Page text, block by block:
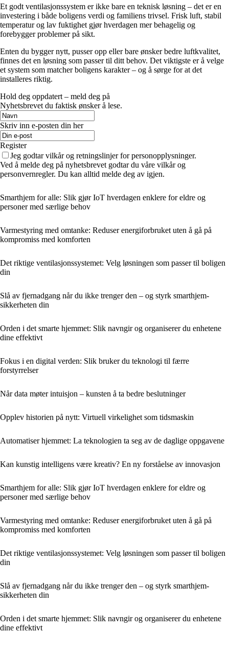
Et godt ventilasjonssystem er ikke bare en teknisk løsning – det er en
investering i både boligens verdi og familiens trivsel. Frisk luft, stabil
temperatur og lav fuktighet gjør hverdagen mer behagelig og
forebygger problemer på sikt.
Enten du bygger nytt, pusser opp eller bare ønsker bedre luftkvalitet,
finnes det en løsning som passer til ditt behov. Det viktigste er å velge
et system som matcher boligens karakter – og å sørge for at det
installeres riktig.
Hold deg oppdatert – meld deg på
Nyhetsbrevet du faktisk ønsker å lese.
Skriv inn e-posten din her
Register
Jeg godtar vilkår og retningslinjer for personopplysninger.
Ved å melde deg på nyhetsbrevet godtar du våre vilkår og
personvernregler. Du kan alltid melde deg av igjen.
Smarthjem for alle: Slik gjør IoT hverdagen enklere for eldre og
personer med særlige behov
Varmestyring med omtanke: Reduser energiforbruket uten å gå på
kompromiss med komforten
Det riktige ventilasjonssystemet: Velg løsningen som passer til boligen
din
Slå av fjernadgang når du ikke trenger den – og styrk smarthjem-
sikkerheten din
Orden i det smarte hjemmet: Slik navngir og organiserer du enhetene
dine effektivt
Fokus i en digital verden: Slik bruker du teknologi til færre
forstyrrelser
Når data møter intuisjon – kunsten å ta bedre beslutninger
Opplev historien på nytt: Virtuell virkelighet som tidsmaskin
Automatiser hjemmet: La teknologien ta seg av de daglige oppgavene
Kan kunstig intelligens være kreativ? En ny forståelse av innovasjon
Smarthjem for alle: Slik gjør IoT hverdagen enklere for eldre og
personer med særlige behov
Varmestyring med omtanke: Reduser energiforbruket uten å gå på
kompromiss med komforten
Det riktige ventilasjonssystemet: Velg løsningen som passer til boligen
din
Slå av fjernadgang når du ikke trenger den – og styrk smarthjem-
sikkerheten din
Orden i det smarte hjemmet: Slik navngir og organiserer du enhetene
dine effektivt